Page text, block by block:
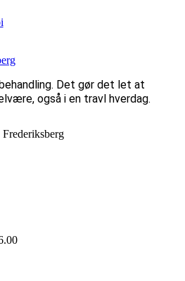
Det gør det let at
også i en travl hverdag.